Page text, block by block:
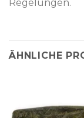
Regelungen.
ÄHNLICHE